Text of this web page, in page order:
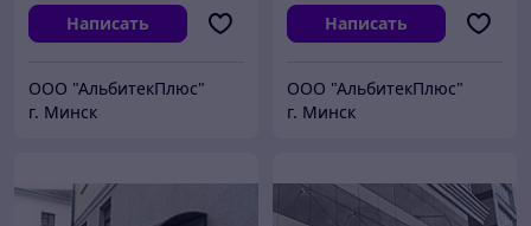
Написать
ООО "АльбитекПлюс"
г. Минск
Написать
ООО "АльбитекПлюс"
г. Минск